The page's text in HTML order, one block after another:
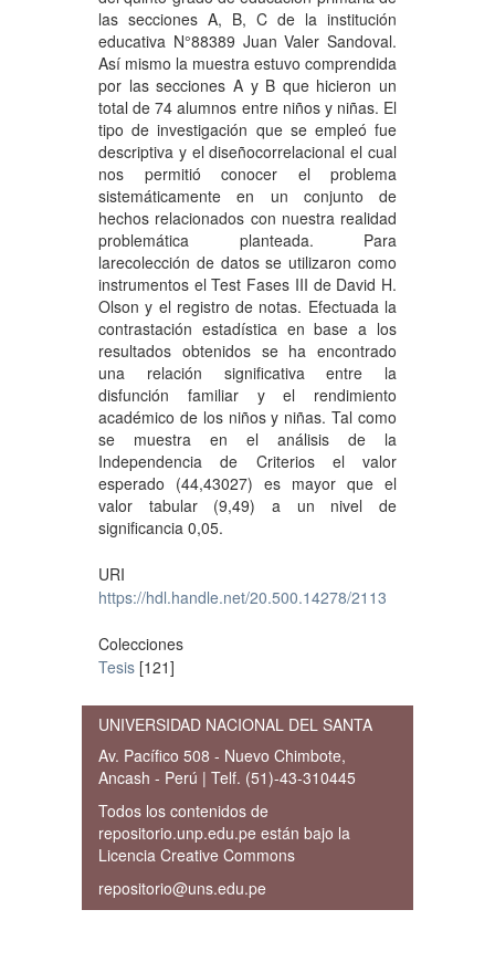
las secciones A, B, C de la institución
educativa N°88389 Juan Valer Sandoval.
Así mismo la muestra estuvo comprendida
por las secciones A y B que hicieron un
total de 74 alumnos entre niños y niñas. El
tipo de investigación que se empleó fue
descriptiva y el diseñocorrelacional el cual
nos permitió conocer el problema
sistemáticamente en un conjunto de
hechos relacionados con nuestra realidad
problemática planteada. Para
larecolección de datos se utilizaron como
instrumentos el Test Fases III de David H.
Olson y el registro de notas. Efectuada la
contrastación estadística en base a los
resultados obtenidos se ha encontrado
una relación significativa entre la
disfunción familiar y el rendimiento
académico de los niños y niñas. Tal como
se muestra en el análisis de la
Independencia de Criterios el valor
esperado (44,43027) es mayor que el
valor tabular (9,49) a un nivel de
significancia 0,05.
URI
https://hdl.handle.net/20.500.14278/2113
Colecciones
Tesis [121]
UNIVERSIDAD NACIONAL DEL SANTA
Av. Pacífico 508 - Nuevo Chimbote,
Ancash - Perú | Telf. (51)-43-310445
Todos los contenidos de
repositorio.unp.edu.pe están bajo la
Licencia Creative Commons
repositorio@uns.edu.pe